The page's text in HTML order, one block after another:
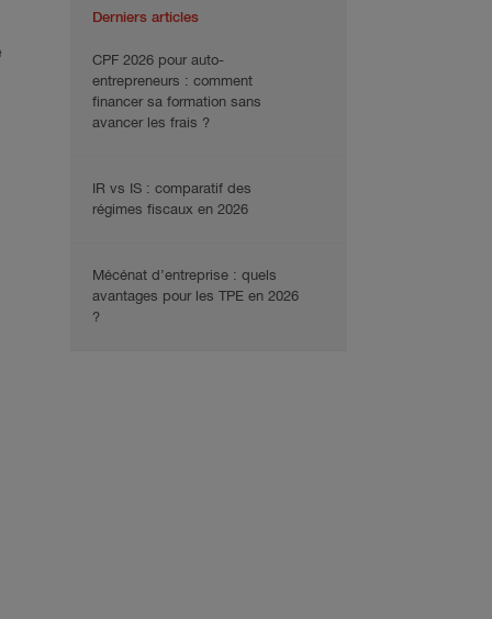
Derniers articles
CPF 2026 pour auto-
entrepreneurs : comment
financer sa formation sans
avancer les frais ?
IR vs IS : comparatif des
régimes fiscaux en 2026
Mécénat d’entreprise : quels
avantages pour les TPE en 2026
?